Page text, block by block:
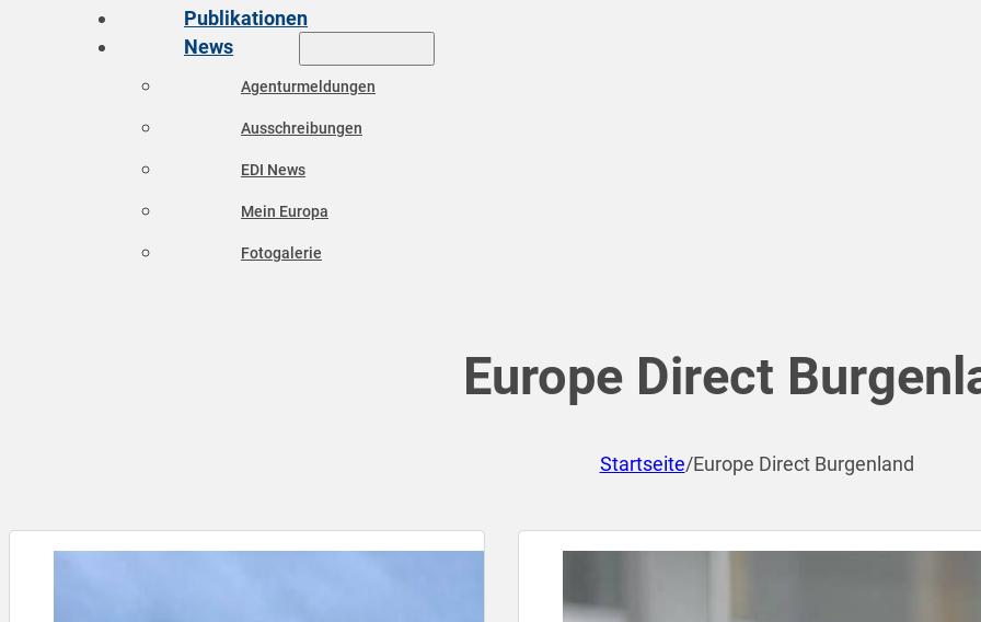
Publikationen
News
Agenturmeldungen
Ausschreibungen
EDI News
Mein Europa
Fotogalerie
Europe Direct
Startseite/Europe Direct Burgenland